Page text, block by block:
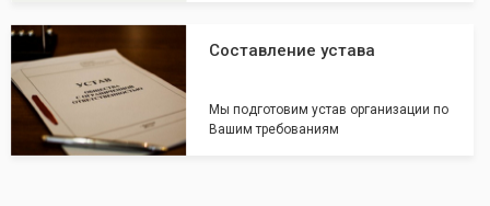
Составление устава
Мы подготовим устав организации по
Вашим требованиям